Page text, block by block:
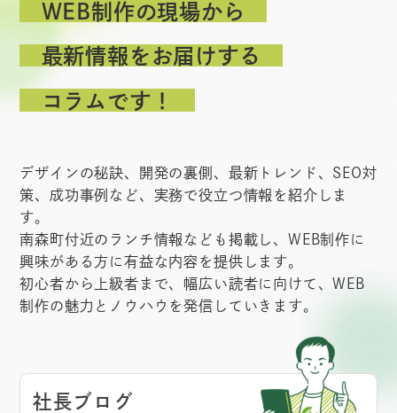
WEB制作の現場から
最新情報をお届けする
コラムです！
デザインの秘訣、開発の裏側、最新トレンド、SEO対
策、成功事例など、実務で役立つ情報を紹介しま
す。
南森町付近のランチ情報なども掲載し、WEB制作に
興味がある方に有益な内容を提供します。
初心者から上級者まで、幅広い読者に向けて、WEB
制作の魅力とノウハウを発信していきます。
社長ブログ